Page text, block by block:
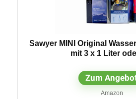
Sawyer MINI Original
mit 3 x 1 Liter
Zum
Amazon